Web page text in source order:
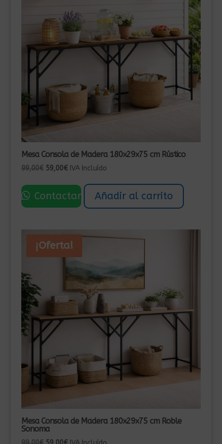
Mesa Consola de Madera 180x29x75 cm Rústico
99,00€ El
original
era:
59,00€El
actual
es:
IVA Incluído
Contactar Añadir al carrito
¡Oferta!
Mesa Consola de Madera 180x29x75 cm Roble
Sonoma